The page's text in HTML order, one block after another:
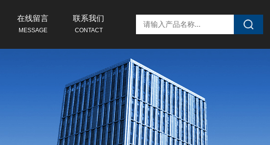
在线留言
MESSAGE
联系我们
CONTACT